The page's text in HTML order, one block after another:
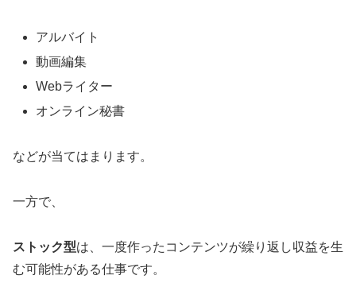
アルバイト
動画編集
Webライター
オンライン秘書
などが当てはまります。
一方で、
ストック型は、一度作ったコンテンツが繰り返し収益を生
む可能性がある仕事です。